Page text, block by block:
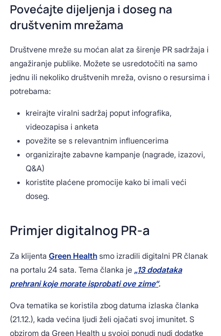
Povećajte dijeljenja i doseg na
društvenim mrežama
Društvene mreže su moćan alat za širenje PR sadržaja i
angažiranje publike. Možete se usredotočiti na samo
jednu ili nekoliko društvenih mreža, ovisno o resursima i
potrebama:
kreirajte viralni sadržaj poput infografika,
videozapisa i anketa
povežite se s relevantnim influencerima
organizirajte zabavne kampanje (nagrade, izazovi,
Q&A)
koristite plaćene promocije kako bi imali veći
doseg.
Primjer digitalnog PR-a
Za klijenta Green Health smo izradili digitalni PR članak
na portalu 24 sata. Tema članka je „13 dodataka
prehrani koje morate isprobati ove zime“.
Ova tematika se koristila zbog datuma izlaska članka
(21.12.), kada većina ljudi želi ojačati svoj imunitet. S
obzirom da Green Health u svojoj ponudi nudi dodatke